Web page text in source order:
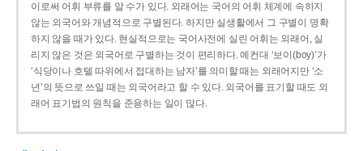
이로써 어휘 부류를 알 수가 있다. 외래어는 국어의 어휘 체계에 속하지
않는 외국어와 개념적으로 구별된다. 하지만 실생활에서 그 구별이 명확
하지 않을 때가 있다. 현실적으로는 국어사전에 실린 어휘는 외래어, 실
리지 않은 것은 외국어로 구별하는 것이 편리하다. 예컨대 ‘보이(boy)’가
‘식당이나 호텔 따위에서 접대하는 남자’를 의미할 때는 외래어지만 ‘소
년’의 뜻으로 쓰일 때는 외국어라고 할 수 있다. 외국어를 표기할 때도 외
래어 표기법의 원칙을 준용하는 일이 많다.